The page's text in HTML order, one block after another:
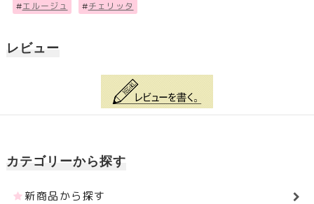
#エルージュ #チェリッタ
レビュー
カテゴリーから探す
新商品から探す